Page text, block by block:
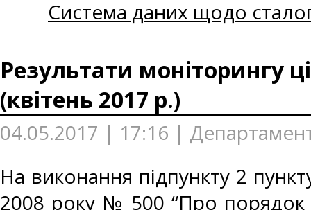
Система даних щодо
Результати моніторингу
(квітень 2017 р.)
04.05.2017 | 17:16 |
На виконання підпункту 2
2008 року № 500 “Про порядок